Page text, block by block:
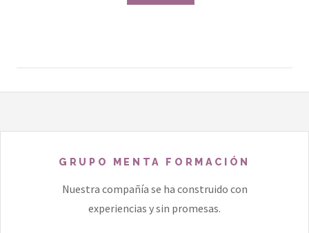
GRUPO MENTA FORMACIÓN
Nuestra compañía se ha construido con
experiencias y sin promesas.